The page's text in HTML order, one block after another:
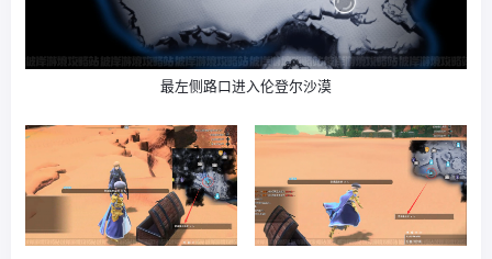
最左侧路口进入伦登尔沙漠